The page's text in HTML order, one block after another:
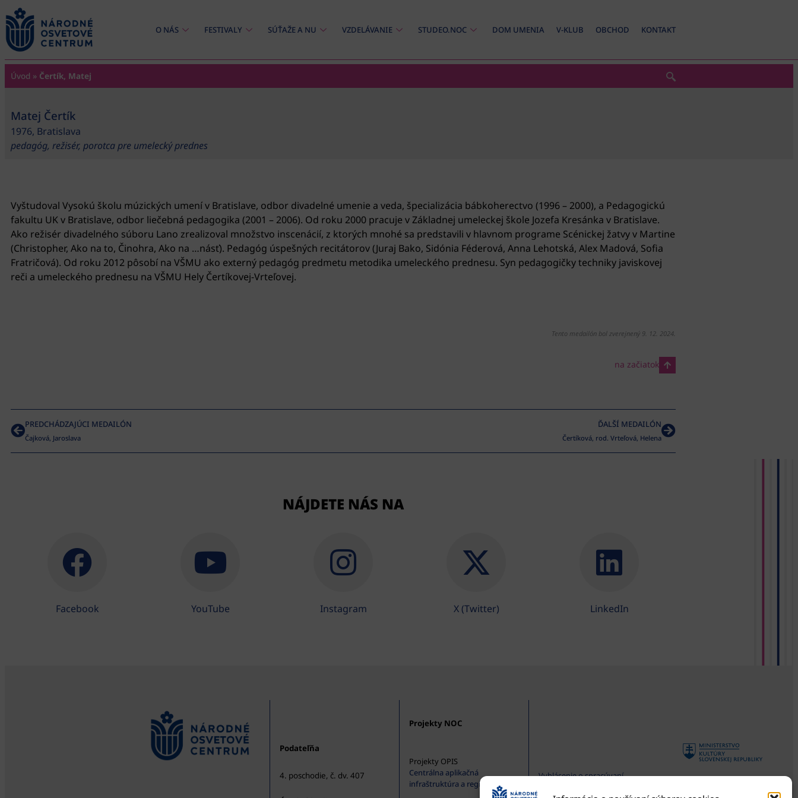
content
O NÁS FESTIVALY SÚŤAŽE A NU VZDELÁVANIE STUDEO.NOC DOM UMENIA V-KLUB OBCHOD KONTAKT
Úvod » Čertík, Matej
Matej Čertík
1976, Bratislava
pedagóg, režisér, porotca pre umelecký prednes
Vyštudoval Vysokú školu múzických umení v Bratislave, odbor divadelné umenie a veda, špecializácia bábkoherectvo (1996 – 2000), a Pedagogickú
fakultu UK v Bratislave, odbor liečebná pedagogika (2001 – 2006). Od roku 2000 pracuje v Základnej umeleckej škole Jozefa Kresánka v Bratislave.
Ako režisér divadelného súboru Lano zrealizoval množstvo inscenácií, z ktorých mnohé sa predstavili v hlavnom programe Scénickej žatvy v Martine
(Christopher, Ako na to, Činohra, Ako na …násť). Pedagóg úspešných recitátorov (Juraj Bako, Sidónia Féderová, Anna Lehotská, Alex Madová, Sofia
Fratričová). Od roku 2012 pôsobí na VŠMU ako externý pedagóg predmetu metodika umeleckého prednesu. Syn pedagogičky techniky javiskovej
reči a umeleckého prednesu na VŠMU Hely Čertíkovej-Vrteľovej.
Tento medailón bol zverejnený 9. 12. 2024.
na začiatok
PREDCHÁDZAJÚCI MEDAILÓN
Čajková, Jaroslava
ĎALŠÍ MEDAILÓN
Čertíková, rod. Vrteľová, Helena
NÁJDETE NÁS NA
Facebook YouTube Instagram X (Twitter) LinkedIn
Podateľňa
4. poschodie, č. dv. 407
Projekty NOC
Projekty OPIS
Centrálna aplikačná
infraštruktúra a registratúra
Vyhlásenie o spracúvaní